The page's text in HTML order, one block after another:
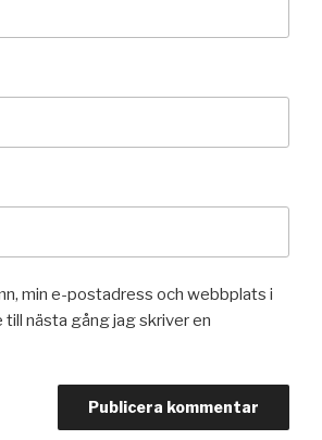
min e-postadress och webbplats i
nästa gång jag skriver en